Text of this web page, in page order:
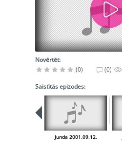
Novērtēt:
(0)
(0)
Saistītās epizodes:
Junda 2001.09.12.